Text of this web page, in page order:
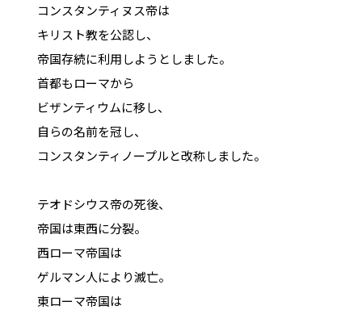
コンスタンティヌス帝は
キリスト教を公認し、
帝国存続に利用しようとしました。
首都もローマから
ビザンティウムに移し、
自らの名前を冠し、
コンスタンティノープルと改称しました。
テオドシウス帝の死後、
帝国は東西に分裂。
西ローマ帝国は
ゲルマン人により滅亡。
東ローマ帝国は